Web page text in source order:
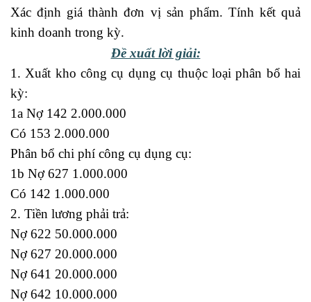
Xác định giá thành đơn vị sản phẩm. Tính kết quả
kinh doanh trong kỳ.
Đề xuất lời giải:
1. Xuất kho công cụ dụng cụ thuộc loại phân bổ hai
kỳ:
1a Nợ 142 2.000.000
Có 153 2.000.000
Phân bổ chi phí công cụ dụng cụ:
1b Nợ 627 1.000.000
Có 142 1.000.000
2. Tiền lương phải trả:
Nợ 622 50.000.000
Nợ 627 20.000.000
Nợ 641 20.000.000
Nợ 642 10.000.000